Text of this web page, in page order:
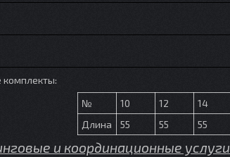
комплекты:
№
10 12 14
Длина
55 55 55
и координационные услуги